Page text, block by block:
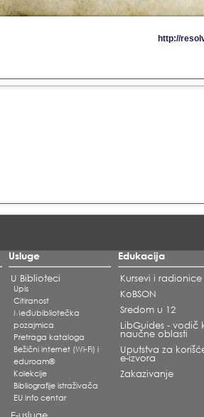
Usluge
U Biblioteci
Upis
Citiranost
Međubibliotečka
pozajmica
Pretraga kataloga
Bežični internet (Wi-Fi) i
eduroam®
Kolekcije
Bibliografije istraživača
EU info centar
Edukacija
Kursevi i radionice
KoBSON
Sredom u 12
LibGuides - vodič
naučne oblasti
Uputstva za
e-izvora
Zakazivanje